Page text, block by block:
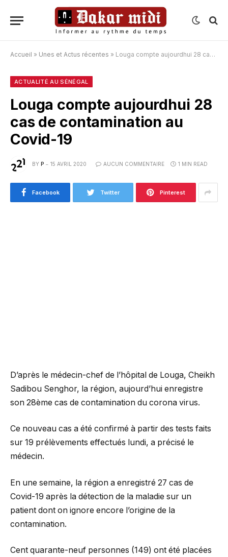
Accueil » Unes et Actus récentes » Louga compte aujourdhui 28 cas de contamination au Covid-19
ACTUALITÉ AU SÉNÉGAL
Louga compte aujourdhui 28
cas de contamination au
Covid-19
BY P 15 AVRIL 2020 AUCUN COMMENTAIRE 1 MIN READ
Facebook Twitter Pinterest
D’après le médecin-chef de l’hôpital de Louga, Cheikh
Sadibou Senghor, la région, aujourd’hui enregistre
son 28ème cas de contamination du corona virus.
Ce nouveau cas a été confirmé à partir des tests faits
sur 19 prélèvements effectués lundi, a précisé le
médecin.
En une semaine, la région a enregistré 27 cas de
Covid-19 après la détection de la maladie sur un
patient dont on ignore encore l’origine de la
contamination.
Cent quarante-neuf personnes (149) ont été placées